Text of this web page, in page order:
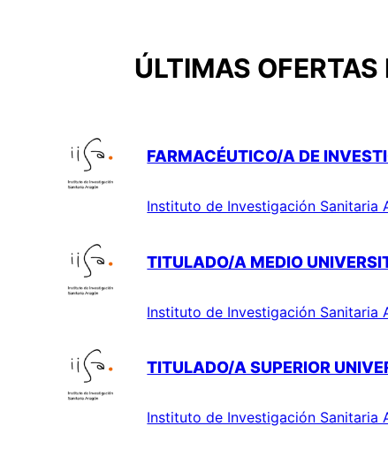
ÚLTIMAS
FARMACÉUTICO/A DE
Instituto de Investigación Sanitaria
TITULADO/A MEDIO
Instituto de Investigación Sanitaria
TITULADO/A SUPERIOR
Instituto de Investigación Sanitaria